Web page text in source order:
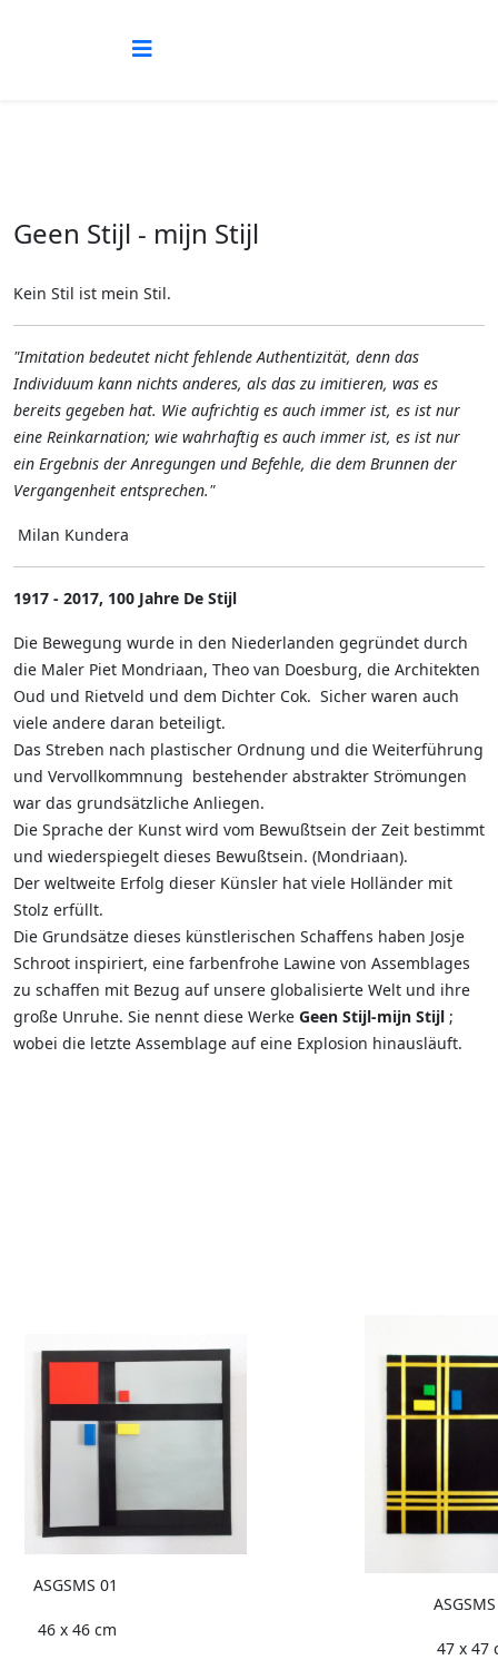
Geen Stijl - mijn Stijl
Kein Stil ist mein Stil.
"Imitation bedeutet nicht fehlende Authentizität, denn das
Individuum kann nichts anderes, als das zu imitieren, was es
bereits gegeben hat. Wie aufrichtig es auch immer ist, es ist nur
eine Reinkarnation; wie wahrhaftig es auch immer ist, es ist nur
ein Ergebnis der Anregungen und Befehle, die dem Brunnen der
Vergangenheit entsprechen."
Milan Kundera
1917 - 2017, 100 Jahre De Stijl
Die Bewegung wurde in den Niederlanden gegründet durch
die Maler Piet Mondriaan, Theo van Doesburg, die Architekten
Oud und Rietveld und dem Dichter Cok. Sicher waren auch
viele andere daran beteiligt.
Das Streben nach plastischer Ordnung und die Weiterführung
und Vervollkommnung bestehender abstrakter Strömungen
war das grundsätzliche Anliegen.
Die Sprache der Kunst wird vom Bewußtsein der Zeit bestimmt
und wiederspiegelt dieses Bewußtsein. (Mondriaan).
Der weltweite Erfolg dieser Künsler hat viele Holländer mit
Stolz erfüllt.
Die Grundsätze dieses künstlerischen Schaffens haben Josje
Schroot inspiriert, eine farbenfrohe Lawine von Assemblages
zu schaffen mit Bezug auf unsere globalisierte Welt und ihre
große Unruhe. Sie nennt diese Werke Geen Stijl-mijn Stijl ;
wobei die letzte Assemblage auf eine Explosion hinausläuft.
ASGSMS 01
46 x 46 cm
47 x 47